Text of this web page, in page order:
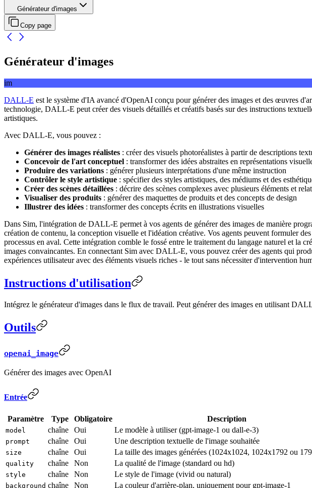
Générateur d'images
Copy page
Générateur d'images
im
DALL-E est le système d'IA avancé d'OpenAI conçu pour générer des images et des œuvres
technologie, DALL-E peut créer des visuels détaillés et créatifs basés sur des instructions
artistiques.
Avec DALL-E, vous pouvez :
Générer des images réalistes : créer des visuels photoréalistes à partir de descriptions
Concevoir de l'art conceptuel : transformer des idées abstraites en représentations
Produire des variations : générer plusieurs interprétations d'une même instruction
Contrôler le style artistique : spécifier des styles artistiques, des médiums et des
Créer des scènes détaillées : décrire des scènes complexes avec plusieurs éléments et
Visualiser des produits : générer des maquettes de produits et des concepts de design
Illustrer des idées : transformer des concepts écrits en illustrations visuelles
Dans Sim, l'intégration de DALL-E permet à vos agents de générer des images de manière
création de contenu, la conception visuelle et l'idéation créative. Vos agents peuvent formuler
processus en aval. Cette intégration comble le fossé entre le traitement du langage naturel et la
images convaincantes. En connectant Sim avec DALL-E, vous pouvez créer des agents qui
expériences utilisateur avec des éléments visuels riches - le tout sans nécessiter d'intervention
Instructions d'utilisation
Intégrez le générateur d'images dans le flux de travail. Peut générer des images en utilisant
Outils
openai_image
Générer des images avec OpenAI
Entrée
Paramètre Type Obligatoire Description
model chaîne Oui Le modèle à utiliser (gpt-image-1 ou dall-e-3)
prompt chaîne Oui Une description textuelle de l'image souhaitée
size chaîne Oui La taille des images générées (1024x1024, 1024x1792 ou
quality chaîne Non La qualité de l'image (standard ou hd)
style chaîne Non Le style de l'image (vivid ou natural)
background chaîne Non La couleur d'arrière-plan, uniquement pour gpt-image-1